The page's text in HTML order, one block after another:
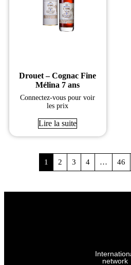
Drouet – Cognac Fine
Mélina 7 ans
Connectez-vous pour voir
les prix
Lire la suite
1 2 3 4 … 46
network